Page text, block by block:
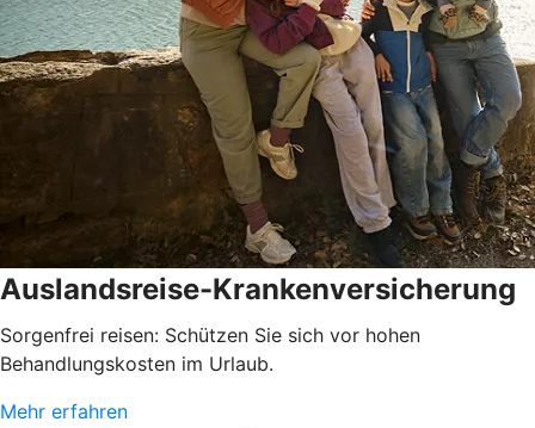
Auslandsreise-Krankenversicherung
Sorgenfrei reisen: Schützen Sie sich vor hohen
Behandlungskosten im Urlaub.
Mehr erfahren